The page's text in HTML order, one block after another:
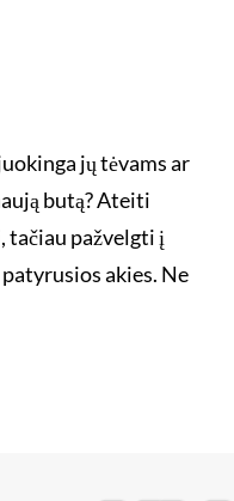
jų tėvams ar
butą? Ateiti
tačiau pažvelgti į
akies. Ne